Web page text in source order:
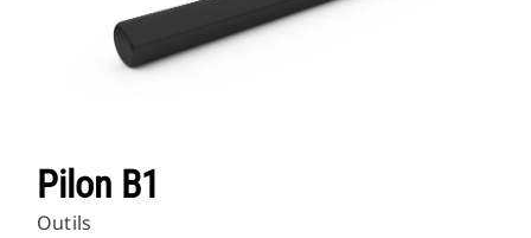
Pilon B1
Outils